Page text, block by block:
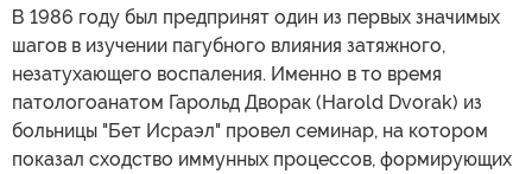
В 1986 году был предпринят один из первых значимых
шагов в изучении пагубного влияния затяжного,
незатухающего воспаления. Именно в то время
патологоанатом Гарольд Дворак (Harold Dvorak) из
больницы "Бет Исраэл" провел семинар, на котором
показал сходство иммунных процессов, формирующих